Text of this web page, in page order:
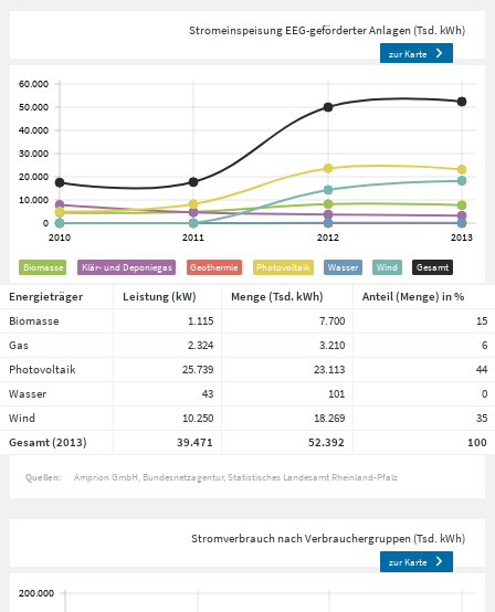
Stromeinspeisung EEG-geförderter Anlagen (Tsd. kWh)
zur Karte
Biomasse Klär- und Deponiegas Geothermie Photovoltaik Wasser Wind Gesamt
Energieträger Leistung (kW) Menge (Tsd. kWh)
Anteil (Menge) in %
Biomasse
1.115 7.700
15
Gas
2.324 3.210
6
Photovoltaik
25.739 23.113
44
Wasser
43 101
0
Wind
10.250 18.269
35
Gesamt (2013)
39.471 52.392 100
Quellen: Amprion GmbH Bundesnetzagentur Statistisches Landesamt Rheinland-Pfalz
Stromverbrauch nach Verbrauchergruppen (Tsd. kWh)
zur Karte